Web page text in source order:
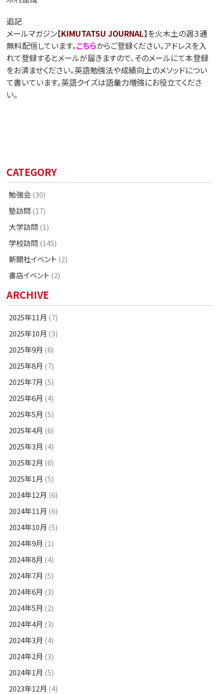
追記
メールマガジン【KIMUTATSU JOURNAL】を火木土の週３通
無料配信しています。こちらからご登録ください。アドレスを入
れて登録するとメールが届きますので、そのメールにて本登録
をお済ませください。英語勉強法や成績向上のメソッドについ
て書いています。英語クイズは語彙力増強にお役立てくださ
い。
CATEGORY
勉強会(30)
塾訪問 (17)
大学訪問 (1)
学校訪問 (145)
新聞社イベント (2)
書店イベント (2)
ARCHIVE
2025年11月 (7)
2025年10月 (3)
2025年9月 (6)
2025年8月 (7)
2025年7月 (5)
2025年6月 (4)
2025年5月 (5)
2025年4月 (6)
2025年3月 (4)
2025年2月 (6)
2025年1月 (5)
2024年12月 (6)
2024年11月 (6)
2024年10月 (5)
2024年9月 (1)
2024年8月 (4)
2024年7月 (5)
2024年6月 (3)
2024年5月 (2)
2024年4月 (3)
2024年3月 (4)
2024年2月 (3)
2024年1月 (5)
2023年12月 (4)